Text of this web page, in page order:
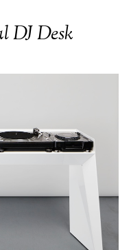
DJ Desk